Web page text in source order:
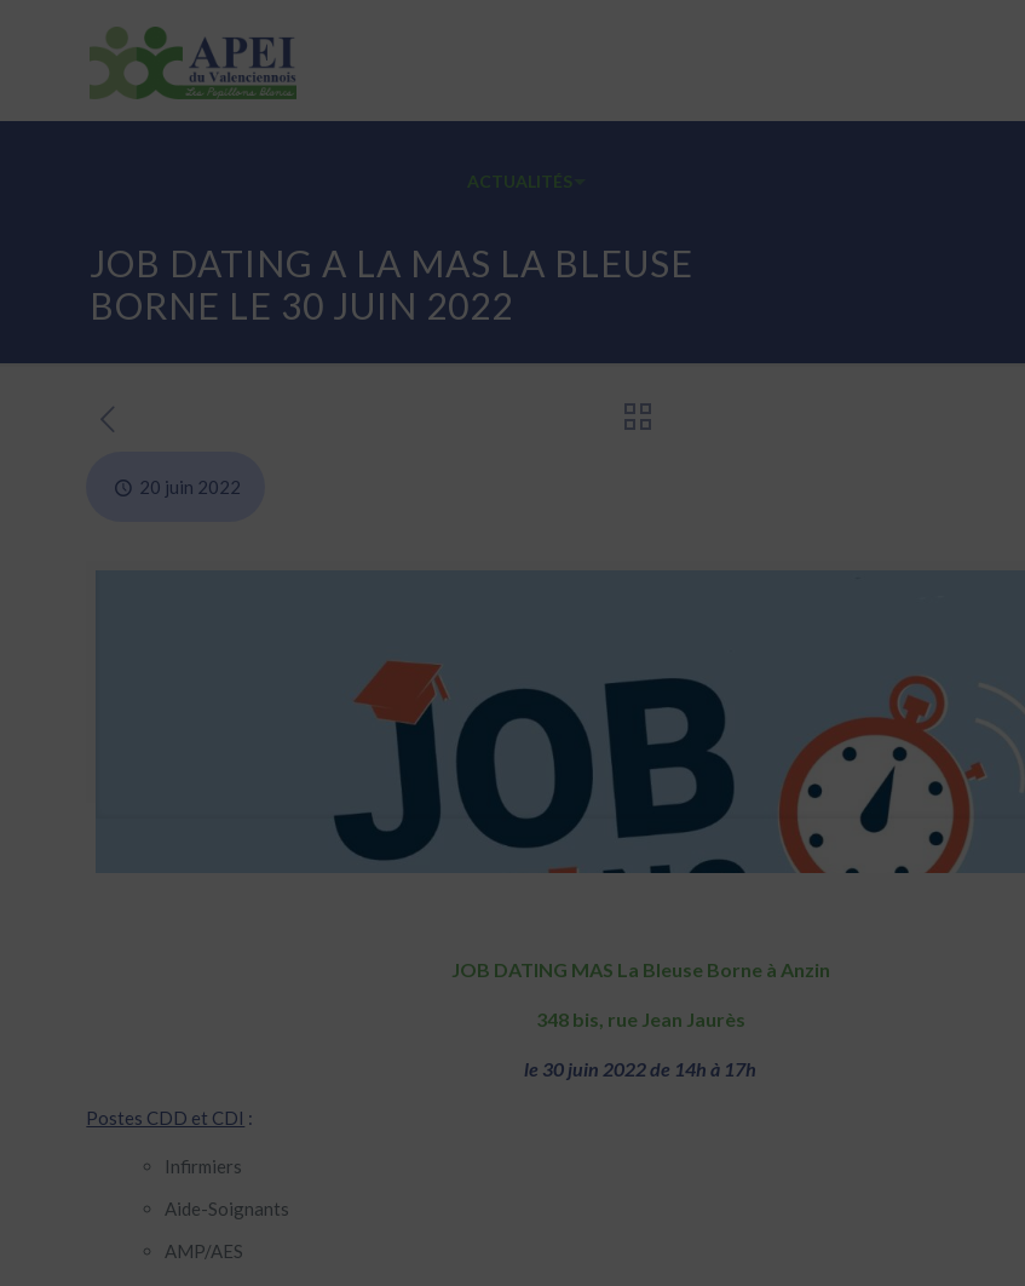
ACTUALITÉS
JOB DATING A LA MAS LA BLEUSE
BORNE LE 30 JUIN 2022
20 juin 2022
JOB DATING MAS La Bleuse Borne à Anzin
348 bis, rue Jean Jaurès
le 30 juin 2022 de 14h à 17h
Postes CDD et CDI :
Infirmiers
Aide-Soignants
AMP/AES